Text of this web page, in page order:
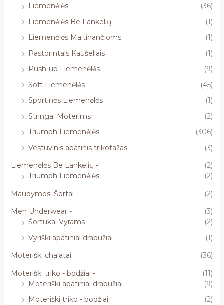
Liemenėlės
(36)
Liemenėlės Be Lankelių
(1)
Liemenėlės Maitinančioms
(1)
Pastorintais Kaušeliais
(1)
Push-up Liemenėlės
(9)
Soft Liemenėlės
(45)
Sportinės Liemenėlės
(1)
Stringai Moterims
(2)
Triumph Liemenėlės
(306)
Vestuvinis apatinis trikotažas
(3)
Liemenėlės Be Lankelių -
(2)
Triumph Liemenėlės
(2)
Maudymosi Šortai
(2)
Men Underwear -
(3)
Šortukai Vyrams
(2)
Vyriški apatiniai drabužiai
(1)
Moteriški chalatai
(36)
Moteriški triko - bodžiai -
(11)
Moteriški apatiniai drabužiai
(9)
Moteriški triko - bodžiai
(2)